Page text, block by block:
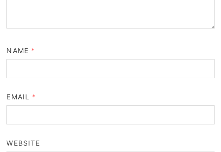
NAME *
EMAIL *
WEBSITE